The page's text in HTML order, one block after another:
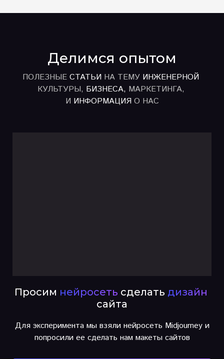
Делимся опытом
ПОЛЕЗНЫЕ СТАТЬИ НА ТЕМУ ИНЖЕНЕРНОЙ
КУЛЬТУРЫ, БИЗНЕСА, МАРКЕТИНГА,
И ИНФОРМАЦИЯ О НАС
Просим нейросеть сделать дизайн
сайта
Для эксперимента мы взяли нейросеть Midjourney и
попросили ее сделать нам макеты сайтов